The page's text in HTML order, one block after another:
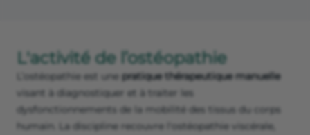
L'activité de l’ostéopathie
L’ostéopathie est une pratique thérapeutique manuelle
visant à diagnostiquer et à traiter les
dysfonctionnements de la mobilité des tissus du corps
humain. La discipline recouvre l'ostéopathie viscérale,